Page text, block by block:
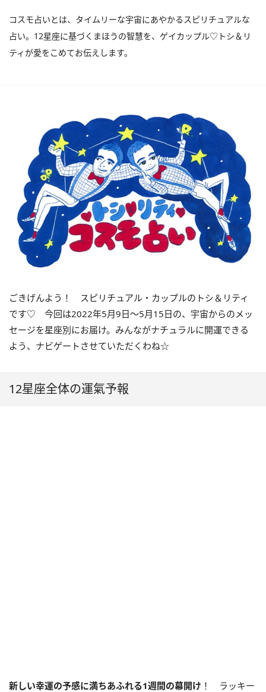
コスモ占いとは、タイムリーな宇宙にあやかるスピリチュアルな
占い。12星座に基づくまほうの智慧を、ゲイカップル♡トシ＆リ
ティが愛をこめてお伝えします。
ごきげんよう！ スピリチュアル・カップルのトシ＆リティ
です♡ 今回は2022年5月9日〜5月15日の、宇宙からのメッ
セージを星座別にお届け。みんながナチュラルに開運できる
よう、ナビゲートさせていただくわね☆
12星座全体の運氣予報
新しい幸運の予感に満ちあふれる1週間の幕開け ！ ラッキー